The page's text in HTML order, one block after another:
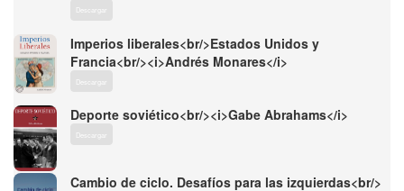
Descargar
Imperios liberales<br/>Estados Unidos y
Francia<br/><i>Andrés Monares</i>
Descargar
Deporte soviético<br/><i>Gabe Abrahams</i>
Descargar
Cambio de ciclo. Desafíos para las izquierdas<br/>